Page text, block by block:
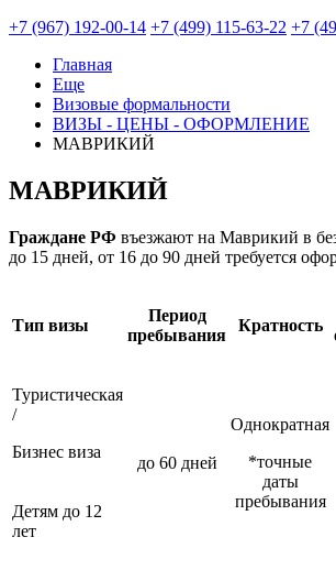
+7 (967) 192-00-14 +7 (499) 115-63-22 +7
Главная
Еще
Визовые формальности
ВИЗЫ - ЦЕНЫ - ОФОРМЛЕНИЕ
МАВРИКИЙ
МАВРИКИЙ
Граждане РФ въезжают на Маврикий в
до 15 дней, от 16 до 90 дней требуется
Тип визы
Период
пребывания
Кратность
Туристическая
/
Бизнес виза
до 60 дней
Однократная
*точные
даты
пребывания
Детям до 12
лет